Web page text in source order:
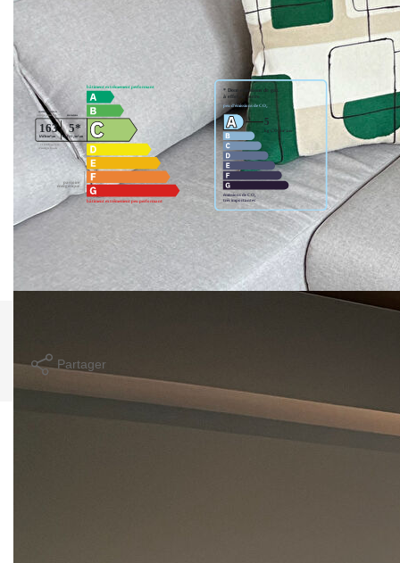
Diagnostics énergétiques
Montant estimé des dépenses annuelles d'énergie pour un
usage standard entre 630€ et 900€. Pour la date de
référence 01/01/2023.
Partager
Ce bien est soumis à un diagnostic ERP (État